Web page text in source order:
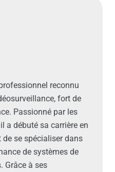
reconnu
fort de
Passionné par les
a débuté sa carrière en
se spécialiser dans
de systèmes de
Grâce à ses